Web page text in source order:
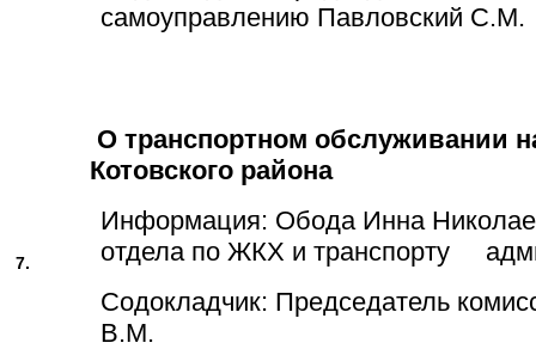
самоуправлению Павловский С.М.
7.
О транспортном обслуживании
Котовского района
Информация: Обода Инна
отдела по ЖКХ и транспорту
Содокладчик: Председатель
В.М.